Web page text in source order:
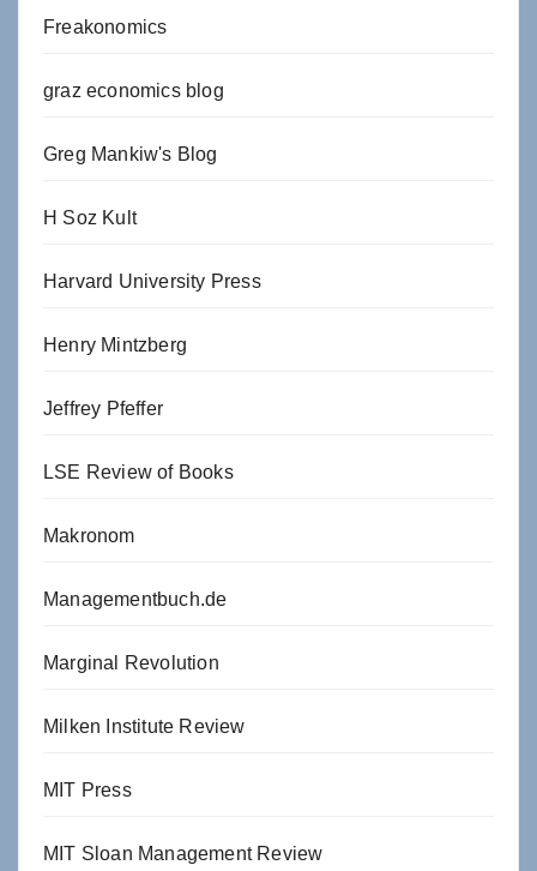
Freakonomics
graz economics blog
Greg Mankiw's Blog
H Soz Kult
Harvard University Press
Henry Mintzberg
Jeffrey Pfeffer
LSE Review of Books
Makronom
Managementbuch.de
Marginal Revolution
Milken Institute Review
MIT Press
MIT Sloan Management Review